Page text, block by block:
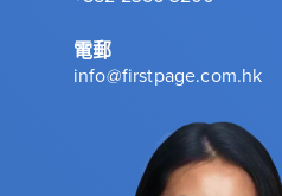
電郵
info@firstpage.com.hk